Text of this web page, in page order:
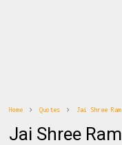
Home Quotes Jai Shree
Jai Shree